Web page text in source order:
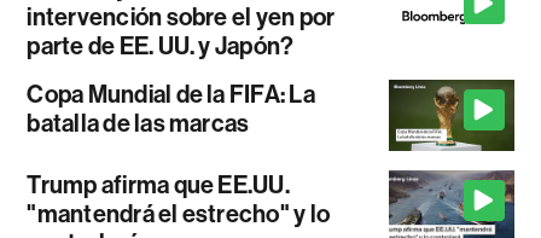
intervención sobre el yen por
parte de EE. UU. y Japón?
Copa Mundial de la FIFA: La
batalla de las marcas
Trump afirma que EE.UU.
"mantendrá el estrecho" y lo